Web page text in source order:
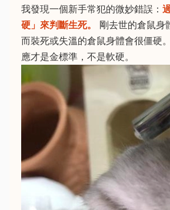
我發現一個新手常犯的微妙錯誤：
硬」來判斷生死。
剛去世的倉鼠身
而裝死或失溫的倉鼠身體會很僵硬
應才是金標準，不是軟硬。